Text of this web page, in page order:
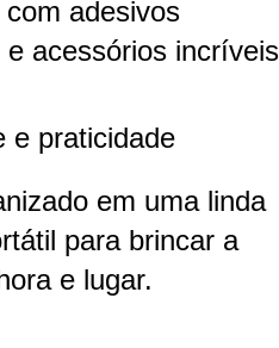
adesivos
e acessórios
e praticidade
em uma linda
para brincar a
e lugar.